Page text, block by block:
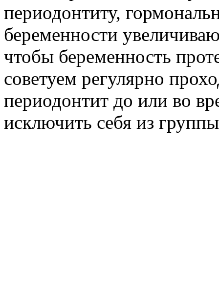
периодонтиту,
беременности
чтобы беременность
советуем регулярно
периодонтит до или во
исключить себя из